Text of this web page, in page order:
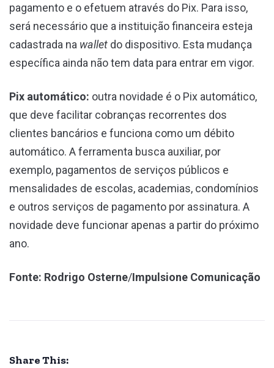
pagamento e o efetuem através do Pix. Para isso,
será necessário que a instituição financeira esteja
cadastrada na wallet do dispositivo. Esta mudança
específica ainda não tem data para entrar em vigor.
Pix automático: outra novidade é o Pix automático,
que deve facilitar cobranças recorrentes dos
clientes bancários e funciona como um débito
automático. A ferramenta busca auxiliar, por
exemplo, pagamentos de serviços públicos e
mensalidades de escolas, academias, condomínios
e outros serviços de pagamento por assinatura. A
novidade deve funcionar apenas a partir do próximo
ano.
Fonte: Rodrigo Osterne/Impulsione Comunicação
Share This: